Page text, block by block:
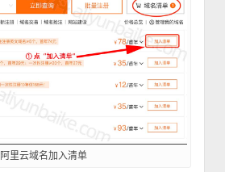
阿里云域名加入清单